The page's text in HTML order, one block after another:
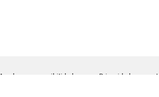
Ayuda para accesibilidad Privacidad